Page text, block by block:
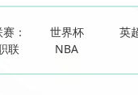
： 世界杯 英
联
NBA